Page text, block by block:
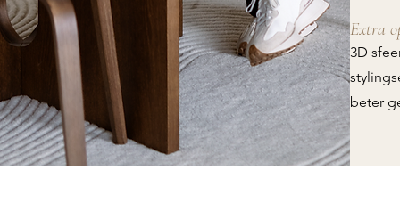
Extra
3D
beter